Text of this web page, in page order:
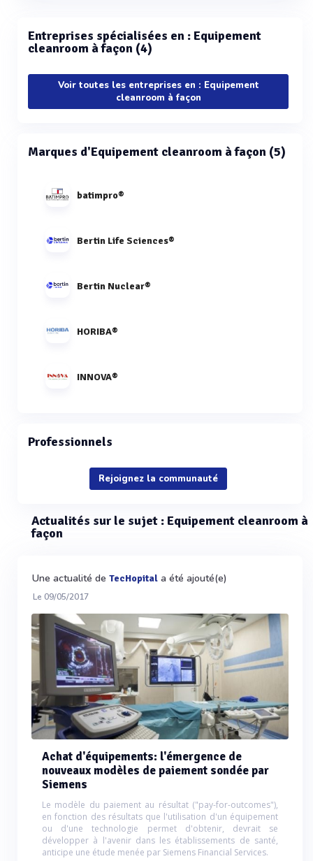
Entreprises spécialisées en : Equipement
cleanroom à façon (4)
Voir toutes les entreprises en : Equipement
cleanroom à façon
Marques d'Equipement cleanroom à façon (5)
batimpro®
Bertin Life Sciences®
Bertin Nuclear®
HORIBA®
INNOVA®
Professionnels
Rejoignez la communauté
Actualités sur le sujet : Equipement cleanroom à
façon
Une actualité de TecHopital a été ajouté(e)
Le 09/05/2017
Achat d'équipements: l'émergence de
nouveaux modèles de paiement sondée par
Siemens
Le modèle du paiement au résultat ("pay-for-outcomes"),
en fonction des résultats que l'utilisation d'un équipement
ou d'une technologie permet d'obtenir, devrait se
développer à l'avenir dans les établissements de santé,
anticipe une étude menée par Siemens Financial Services.